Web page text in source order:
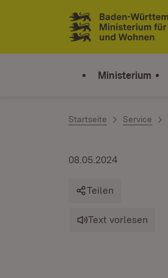
Zum Inhalt springen
Link zur Startseite
Ministerium
Startseite Service
08.05.2024
Teilen
Text vorlesen